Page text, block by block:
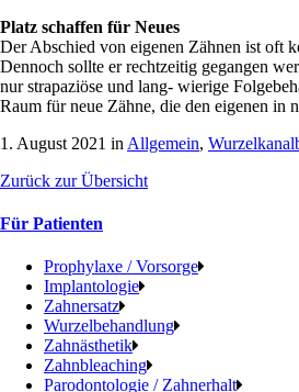
Platz schaffen für Neues
Der Abschied von eigenen Zähnen ist oft
Dennoch sollte er rechtzeitig gegangen
nur strapaziöse und lang- wierige
Raum für neue Zähne, die den eigenen in
1. August 2021 in Allgemein,
Zurück zur Übersicht
Für Patienten
Prophylaxe / Vorsorge
Implantologie
Zahnersatz
Wurzelbehandlung
Zahnästhetik
Zahnbleaching
Parodontologie / Zahnerhalt